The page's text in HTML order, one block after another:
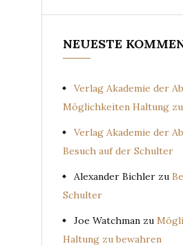
NEUESTE
Verlag Akademie der
Möglichkeiten Haltung
Verlag Akademie der
Besuch auf der Schulter
Alexander Bichler zu
Schulter
Joe Watchman zu
Haltung zu bewahren